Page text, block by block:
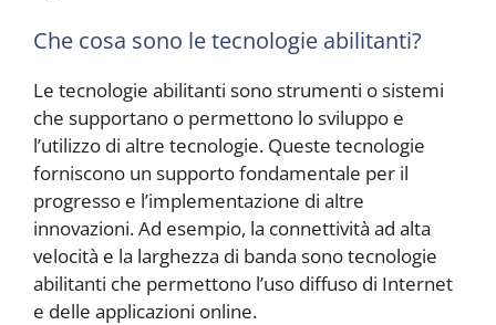
Che cosa sono le tecnologie abilitanti?
Le tecnologie abilitanti sono strumenti o sistemi
che supportano o permettono lo sviluppo e
l’utilizzo di altre tecnologie. Queste tecnologie
forniscono un supporto fondamentale per il
progresso e l’implementazione di altre
innovazioni. Ad esempio, la connettività ad alta
velocità e la larghezza di banda sono tecnologie
abilitanti che permettono l’uso diffuso di Internet
e delle applicazioni online.